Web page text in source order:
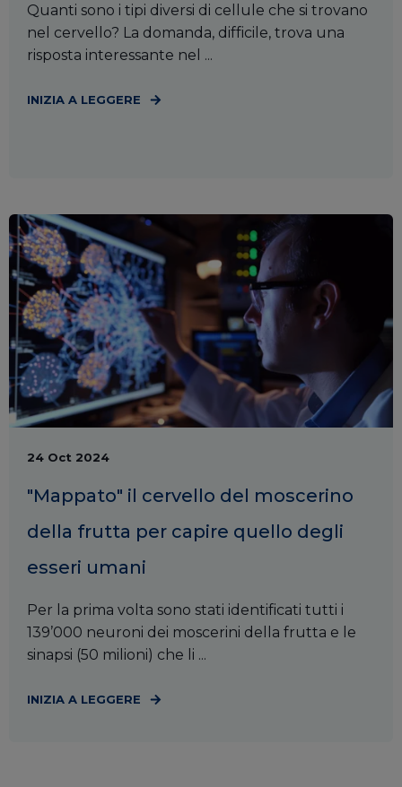
Quanti sono i tipi diversi di cellule che si trovano
nel cervello? La domanda, difficile, trova una
risposta interessante nel ...
INIZIA A LEGGERE
24 Oct 2024
"Mappato" il cervello del moscerino
della frutta per capire quello degli
esseri umani
Per la prima volta sono stati identificati tutti i
139’000 neuroni dei moscerini della frutta e le
sinapsi (50 milioni) che li ...
INIZIA A LEGGERE